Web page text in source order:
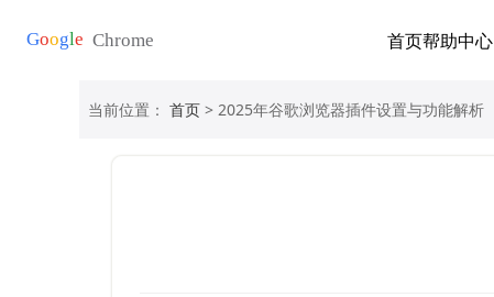
首页帮助中心
当前位置： 首页 > 2025年谷歌浏览器插件设置与功能解析